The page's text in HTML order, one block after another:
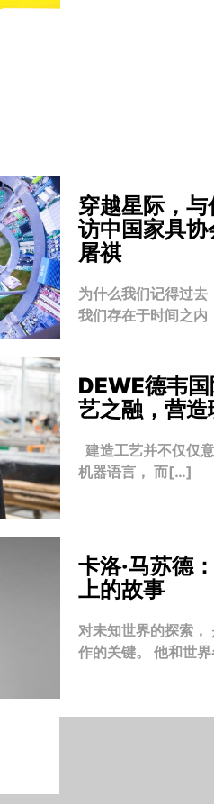
穿越星际，
访中国家具
屠祺
为什么我们记得过去
我们存在于时间之
DEWE德韦
艺之融，营
建造工艺并不仅仅
机器语言， 而[…]
卡洛·马苏德
上的故事
对未知世界的探索，
作的关键。 他和世